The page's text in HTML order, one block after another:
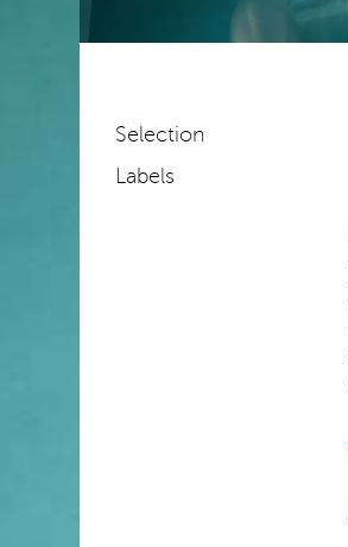
Selection
Labels